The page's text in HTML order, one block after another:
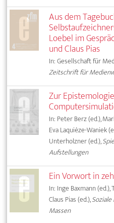
Aus dem
Loebel im
und Claus Pias
In: Gesellschaft für
Zeitschrift für
Zur
In: Peter Berz (ed.),
Eva Laquièze-Waniek
Unterholzner (ed.),
Aufstellungen
Ein Vorwort in
In: Inge Baxmann (ed.),
Claus Pias (ed.),
Massen